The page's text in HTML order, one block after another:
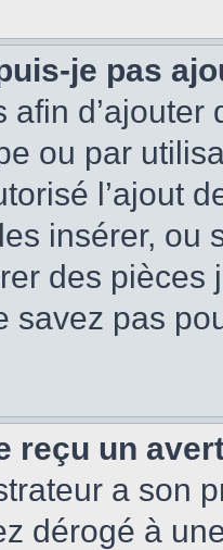
je pas
afin
ou par
l’ajout
insérer, ou
des pièces
savez pas
reçu un
a son
dérogé à